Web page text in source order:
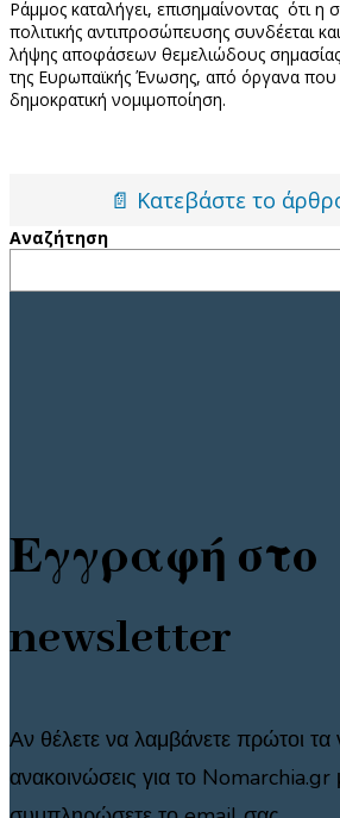
Ράμμος καταλήγει, επισημαίνοντας ότι η
πολιτικής αντιπροσώπευσης συνδέεται
λήψης αποφάσεων θεμελιώδους
της Ευρωπαϊκής Ένωσης, από όργανα που
δημοκρατική νομιμοποίηση.
📄 Κατεβάστε το
Αναζήτηση
Εγγραφή στο
newsletter
Αν θέλετε να λαμβάνετε πρώτοι τα
ανακοινώσεις για το Nomarchia.gr